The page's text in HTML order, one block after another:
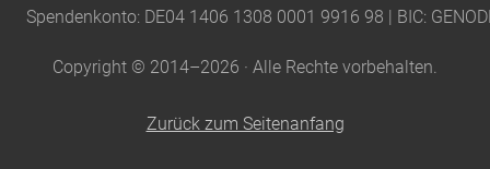
Spendenkonto: DE04 1406 1308 0001 9916 98 | BIC:
Copyright © 2014–2026 · Alle Rechte vorbehalten.
Zurück zum Seitenanfang